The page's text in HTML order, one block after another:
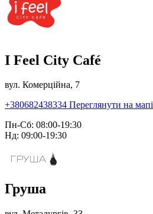
I Feel City Café
вул. Комерційна, 7
+380682438334 Переглянути на мапі
Пн-Сб: 08:00-19:30
Нд: 09:00-19:30
Груша